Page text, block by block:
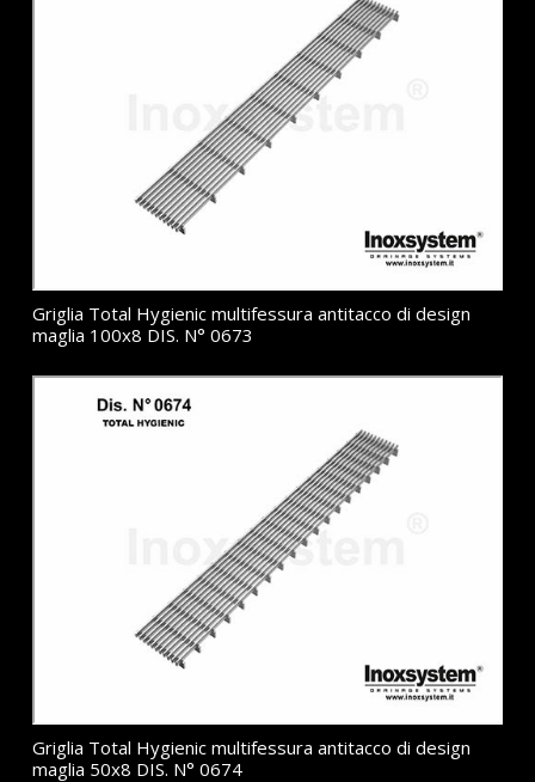
Griglia Total Hygienic multifessura antitacco di design
maglia 100x8 DIS. N° 0673
Griglia Total Hygienic multifessura antitacco di design
maglia 50x8 DIS. N° 0674